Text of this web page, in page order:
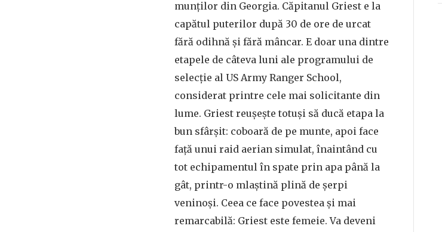
munților din Georgia. Căpitanul Griest e la
capătul puterilor după 30 de ore de urcat
fără odihnă și fără mâncar. E doar una dintre
etapele de câteva luni ale programului de
selecție al US Army Ranger School,
considerat printre cele mai solicitante din
lume. Griest reușește totuși să ducă etapa la
bun sfârșit: coboară de pe munte, apoi face
față unui raid aerian simulat, înaintând cu
tot echipamentul în spate prin apa până la
gât, printr-o mlaștină plină de șerpi
veninoși. Ceea ce face povestea și mai
remarcabilă: Griest este femeie. Va deveni